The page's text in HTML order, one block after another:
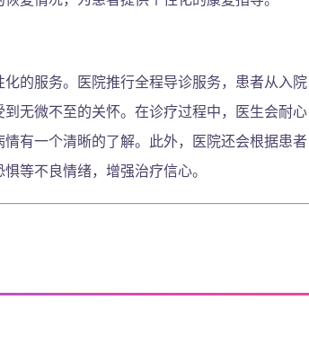
的服务。医院推行全程导诊服务，患者从入院
无微不至的关怀。在诊疗过程中，医生会耐心
有一个清晰的了解。此外，医院还会根据患者
等不良情绪，增强治疗信心。